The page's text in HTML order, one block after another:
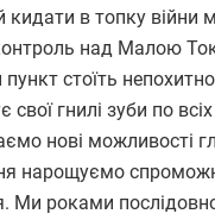
кидати в топку війни
контроль над Малою
пункт стоїть
гнилі зуби по
нові можливості
нарощуємо
Ми роками